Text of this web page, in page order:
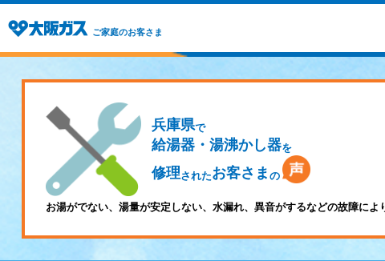
ご家庭のお客さま
兵庫県で
給湯器・湯沸かし器を
修理されたお客さま の
お湯がでない、湯量が安定しない、水漏れ、異音がするなどの故障によ